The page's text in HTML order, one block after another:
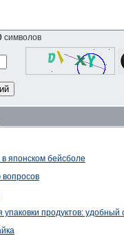
символов
японском бейсболе
продуктов: удобный